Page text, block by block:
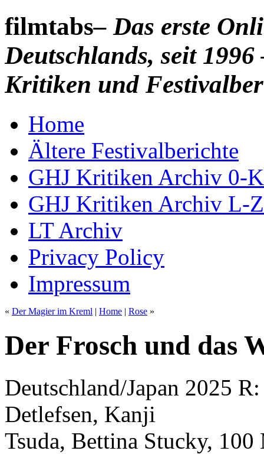
filmtabs– Das erste
Deutschlands, seit
Kritiken und
Home
Ältere Festivalberichte
GHJ Kritiken Archiv 0-K
GHJ Kritiken Archiv L-Z
LT Archiv
Privacy Policy
Impressum
« Der Magier im Kreml | Home | Rose »
Der Frosch und das
Deutschland/Japan 2025
Detlefsen, Kanji
Tsuda, Bettina Stucky,